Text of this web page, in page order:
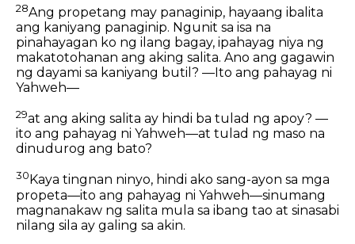
28Ang propetang may panaginip, hayaang ibalita
ang kaniyang panaginip. Ngunit sa isa na
pinahayagan ko ng ilang bagay, ipahayag niya ng
makatotohanan ang aking salita. Ano ang gagawin
ng dayami sa kaniyang butil? —Ito ang pahayag ni
Yahweh—
29at ang aking salita ay hindi ba tulad ng apoy? —
ito ang pahayag ni Yahweh—at tulad ng maso na
dinudurog ang bato?
30 Kaya tingnan ninyo, hindi ako sang-ayon sa mga
propeta—ito ang pahayag ni Yahweh—sinumang
magnanakaw ng salita mula sa ibang tao at sinasabi
nilang sila ay galing sa akin.